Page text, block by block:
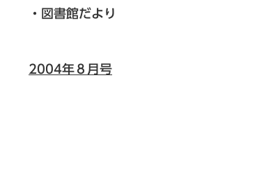
・図書館だより
2004年８月号